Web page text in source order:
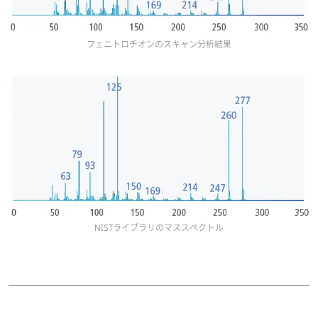
フェニトロチオンのスキャン分析結果
NISTライブラリのマススペクトル